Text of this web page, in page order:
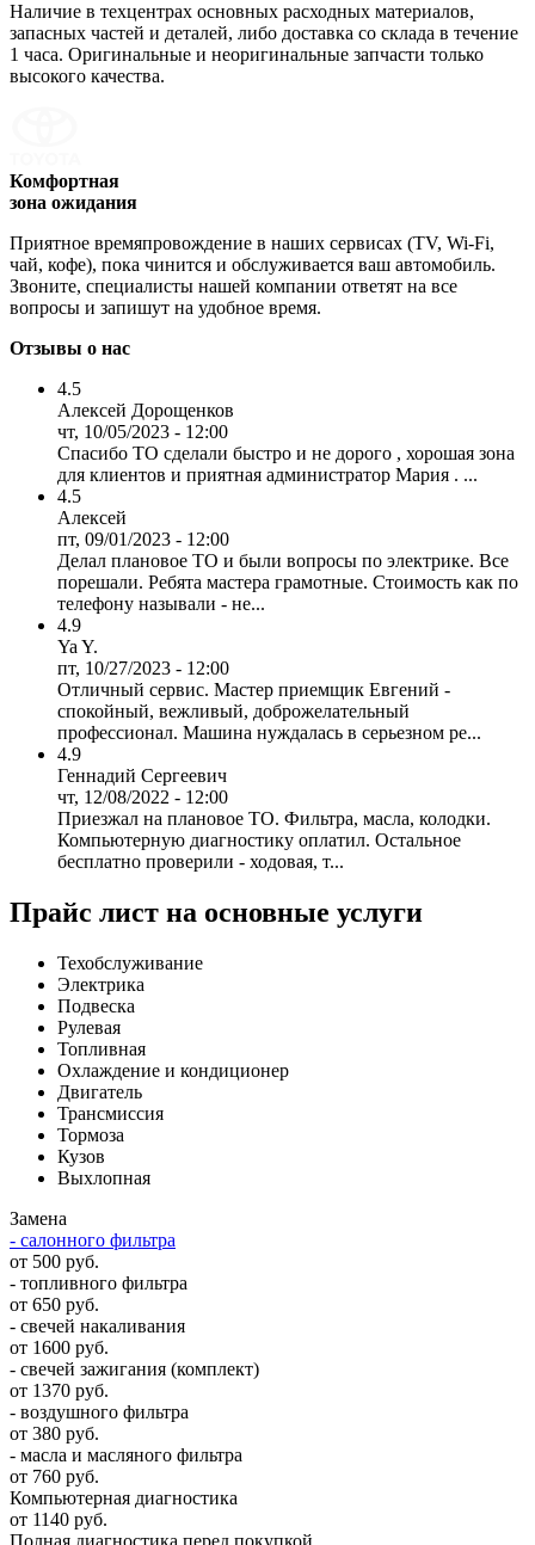
Наличие в техцентрах основных расходных материалов,
запасных частей и деталей, либо доставка со склада в течение
1 часа. Оригинальные и неоригинальные запчасти только
высокого качества.
Комфортная
зона ожидания
Приятное времяпровождение в наших сервисах (TV, Wi-Fi,
чай, кофе), пока чинится и обслуживается ваш автомобиль.
Звоните, специалисты нашей компании ответят на все
вопросы и запишут на удобное время.
Отзывы о нас
4.5
Алексей Дорощенков
чт, 10/05/2023 - 12:00
Спасибо ТО сделали быстро и не дорого , хорошая зона
для клиентов и приятная администратор Мария . ...
4.5
Алексей
пт, 09/01/2023 - 12:00
Делал плановое ТО и были вопросы по электрике. Все
порешали. Ребята мастера грамотные. Стоимость как по
телефону называли - не...
4.9
Ya Y.
пт, 10/27/2023 - 12:00
Отличный сервис. Мастер приемщик Евгений -
спокойный, вежливый, доброжелательный
профессионал. Машина нуждалась в серьезном ре...
4.9
Геннадий Сергеевич
чт, 12/08/2022 - 12:00
Приезжал на плановое ТО. Фильтра, масла, колодки.
Компьютерную диагностику оплатил. Остальное
бесплатно проверили - ходовая, т...
Прайс лист на основные услуги
Техобслуживание
Электрика
Подвеска
Рулевая
Топливная
Охлаждение и кондиционер
Двигатель
Трансмиссия
Тормоза
Кузов
Выхлопная
Замена
- салонного фильтра
от 500 руб.
- топливного фильтра
от 650 руб.
- свечей накаливания
от 1600 руб.
- свечей зажигания (комплект)
от 1370 руб.
- воздушного фильтра
от 380 руб.
- масла и масляного фильтра
от 760 руб.
Компьютерная диагностика
от 1140 руб.
Полная диагностика перед покупкой